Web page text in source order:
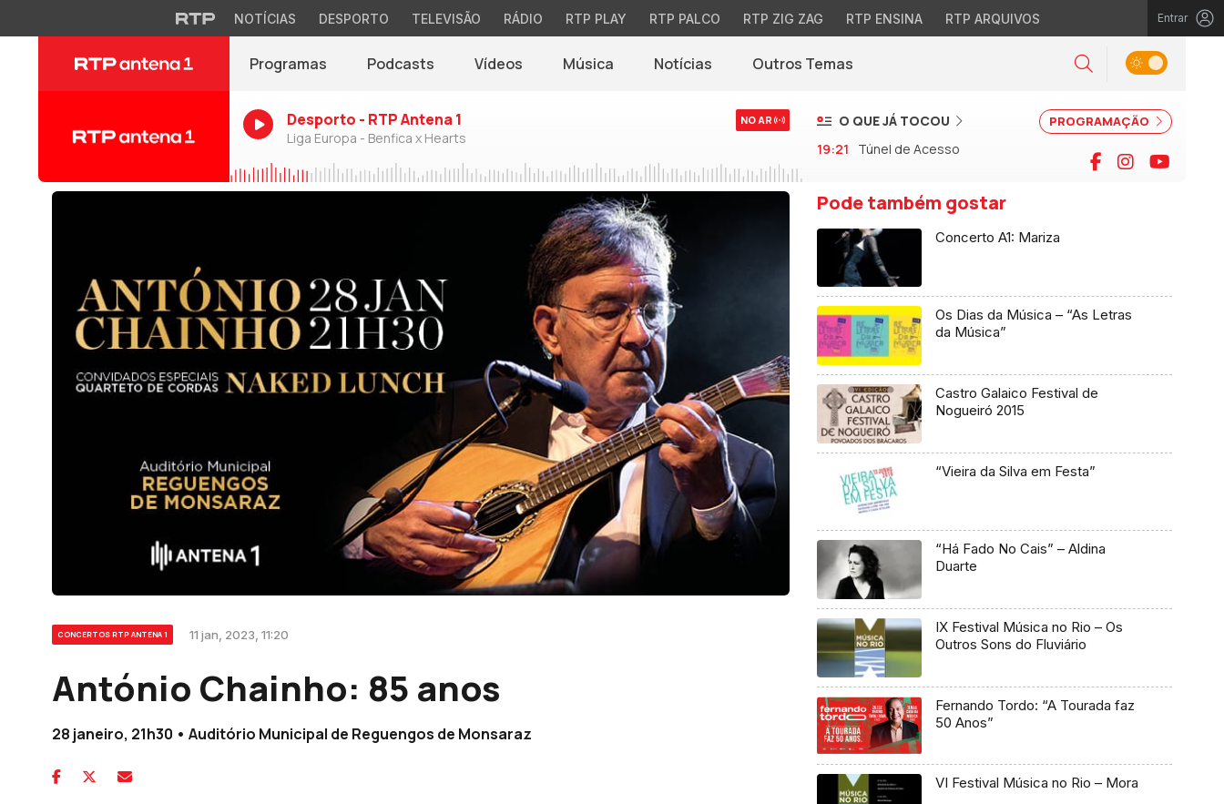
NOTÍCIAS DESPORTO TELEVISÃO RÁDIO RTP PLAY RTP PALCO RTP ZIG ZAG RTP ENSINA RTP ARQUIVOS Entrar
Programas Podcasts Vídeos Música Notícias(abre em nova janela)
Outros Temas Pesquisar
Alternar tema
Desporto - RTP Antena 1
Liga Europa - Benfica x Hearts
NO AR PROGRAMAÇÃO
O QUE JÁ TOCOU
19:21
Túnel de Acesso Facebook
Instagram
CONCERTOS RTP ANTENA 1 11 jan, 2023, 11:20
António Chainho: 85 anos
28 janeiro, 21h30 • Auditório Municipal de Reguengos de Monsaraz
Pode também gostar
Concerto A1: Mariza
Os Dias da Música – “As Letras
da Música”
Castro Galaico Festival de
Nogueiró 2015
“Vieira da Silva em Festa”
“Há Fado No Cais” – Aldina
Duarte
IX Festival Música no Rio – Os
Outros Sons do Fluviário
Fernando Tordo: “A Tourada faz
50 Anos”
VI Festival Música no Rio – Mora